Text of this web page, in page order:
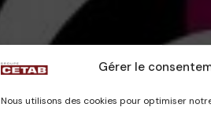
Gérer le
Nous utilisons des cookies pour optimiser